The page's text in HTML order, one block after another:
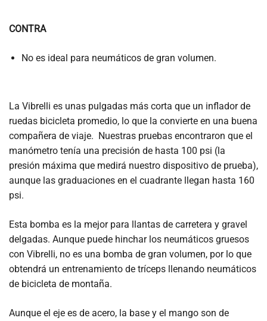
CONTRA
No es ideal para neumáticos de gran volumen.
La Vibrelli es unas pulgadas más corta que un inflador de
ruedas bicicleta promedio, lo que la convierte en una buena
compañera de viaje. Nuestras pruebas encontraron que el
manómetro tenía una precisión de hasta 100 psi (la
presión máxima que medirá nuestro dispositivo de prueba),
aunque las graduaciones en el cuadrante llegan hasta 160
psi.
Esta bomba es la mejor para llantas de carretera y gravel
delgadas. Aunque puede hinchar los neumáticos gruesos
con Vibrelli, no es una bomba de gran volumen, por lo que
obtendrá un entrenamiento de tríceps llenando neumáticos
de bicicleta de montaña.
Aunque el eje es de acero, la base y el mango son de